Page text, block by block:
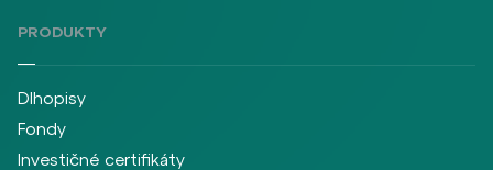
PRODUKTY
Dlhopisy
Fondy
Investičné certifikáty